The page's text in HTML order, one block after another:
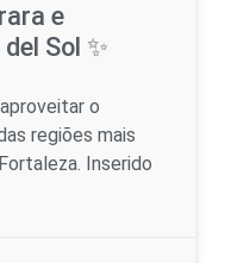
e
Sol ✨
o
regiões mais
Inserido